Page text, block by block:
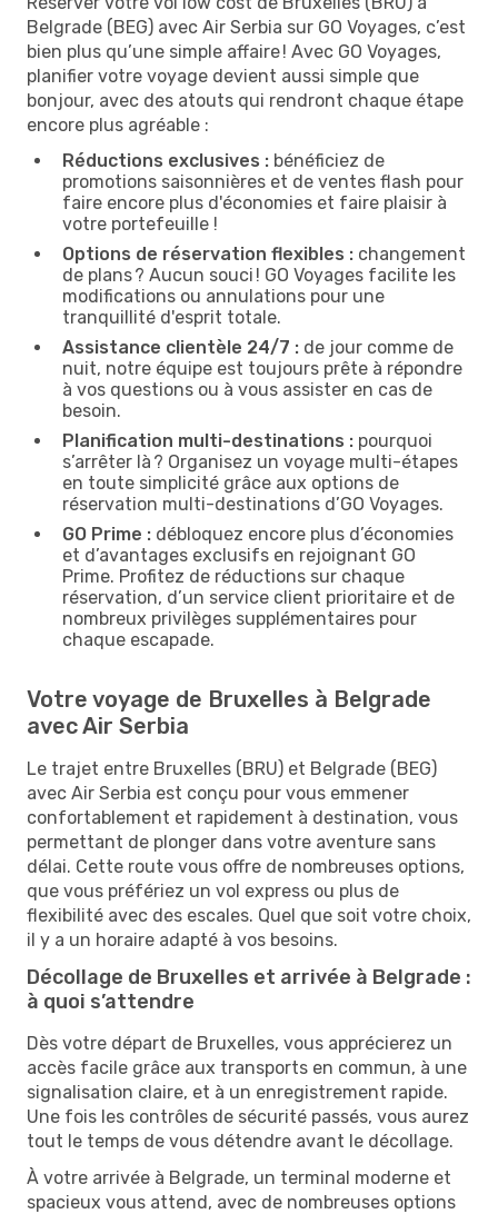
Belgrade (BEG) avec Air Serbia sur GO Voyages, c’est
bien plus qu’une simple affaire ! Avec GO Voyages,
planifier votre voyage devient aussi simple que
bonjour, avec des atouts qui rendront chaque étape
encore plus agréable :
Réductions exclusives : bénéficiez de
promotions saisonnières et de ventes flash pour
faire encore plus d'économies et faire plaisir à
votre portefeuille !
Options de réservation flexibles : changement
de plans ? Aucun souci ! GO Voyages facilite les
modifications ou annulations pour une
tranquillité d'esprit totale.
Assistance clientèle 24/7 : de jour comme de
nuit, notre équipe est toujours prête à répondre
à vos questions ou à vous assister en cas de
besoin.
Planification multi-destinations : pourquoi
s’arrêter là ? Organisez un voyage multi-étapes
en toute simplicité grâce aux options de
réservation multi-destinations d’GO Voyages.
GO Prime : débloquez encore plus d’économies
et d’avantages exclusifs en rejoignant GO
Prime. Profitez de réductions sur chaque
réservation, d’un service client prioritaire et de
nombreux privilèges supplémentaires pour
chaque escapade.
Votre voyage de Bruxelles à Belgrade
avec Air Serbia
Le trajet entre Bruxelles (BRU) et Belgrade (BEG)
avec Air Serbia est conçu pour vous emmener
confortablement et rapidement à destination, vous
permettant de plonger dans votre aventure sans
délai. Cette route vous offre de nombreuses options,
que vous préfériez un vol express ou plus de
flexibilité avec des escales. Quel que soit votre choix,
il y a un horaire adapté à vos besoins.
Décollage de Bruxelles et arrivée à Belgrade :
à quoi s’attendre
Dès votre départ de Bruxelles, vous apprécierez un
accès facile grâce aux transports en commun, à une
signalisation claire, et à un enregistrement rapide.
Une fois les contrôles de sécurité passés, vous aurez
tout le temps de vous détendre avant le décollage.
À votre arrivée à Belgrade, un terminal moderne et
spacieux vous attend, avec de nombreuses options